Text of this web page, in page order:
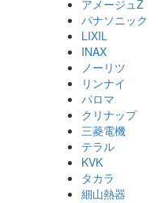
アメージュZ
パナソニック
LIXIL
INAX
ノーリツ
リンナイ
パロマ
クリナップ
三菱電機
テラル
KVK
タカラ
細山熱器